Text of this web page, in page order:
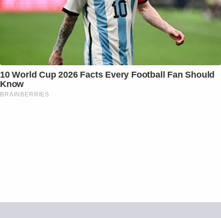
10 World Cup 2026 Facts Every Football Fan Should
Know
BRAINBERRIES